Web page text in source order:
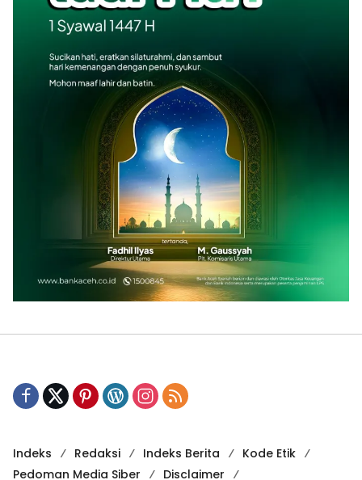
Indeks Redaksi Indeks Berita
Kode Etik
Pedoman Media Siber
Disclaimer